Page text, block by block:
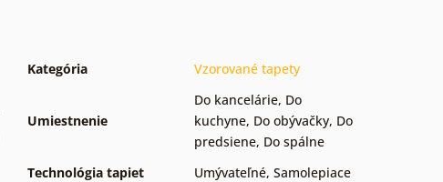
Kategória Vzorované tapety
Umiestnenie
Do kancelárie, Do
kuchyne, Do obývačky, Do
predsiene, Do spálne
Technológia tapiet
Umývateľné, Samolepiace